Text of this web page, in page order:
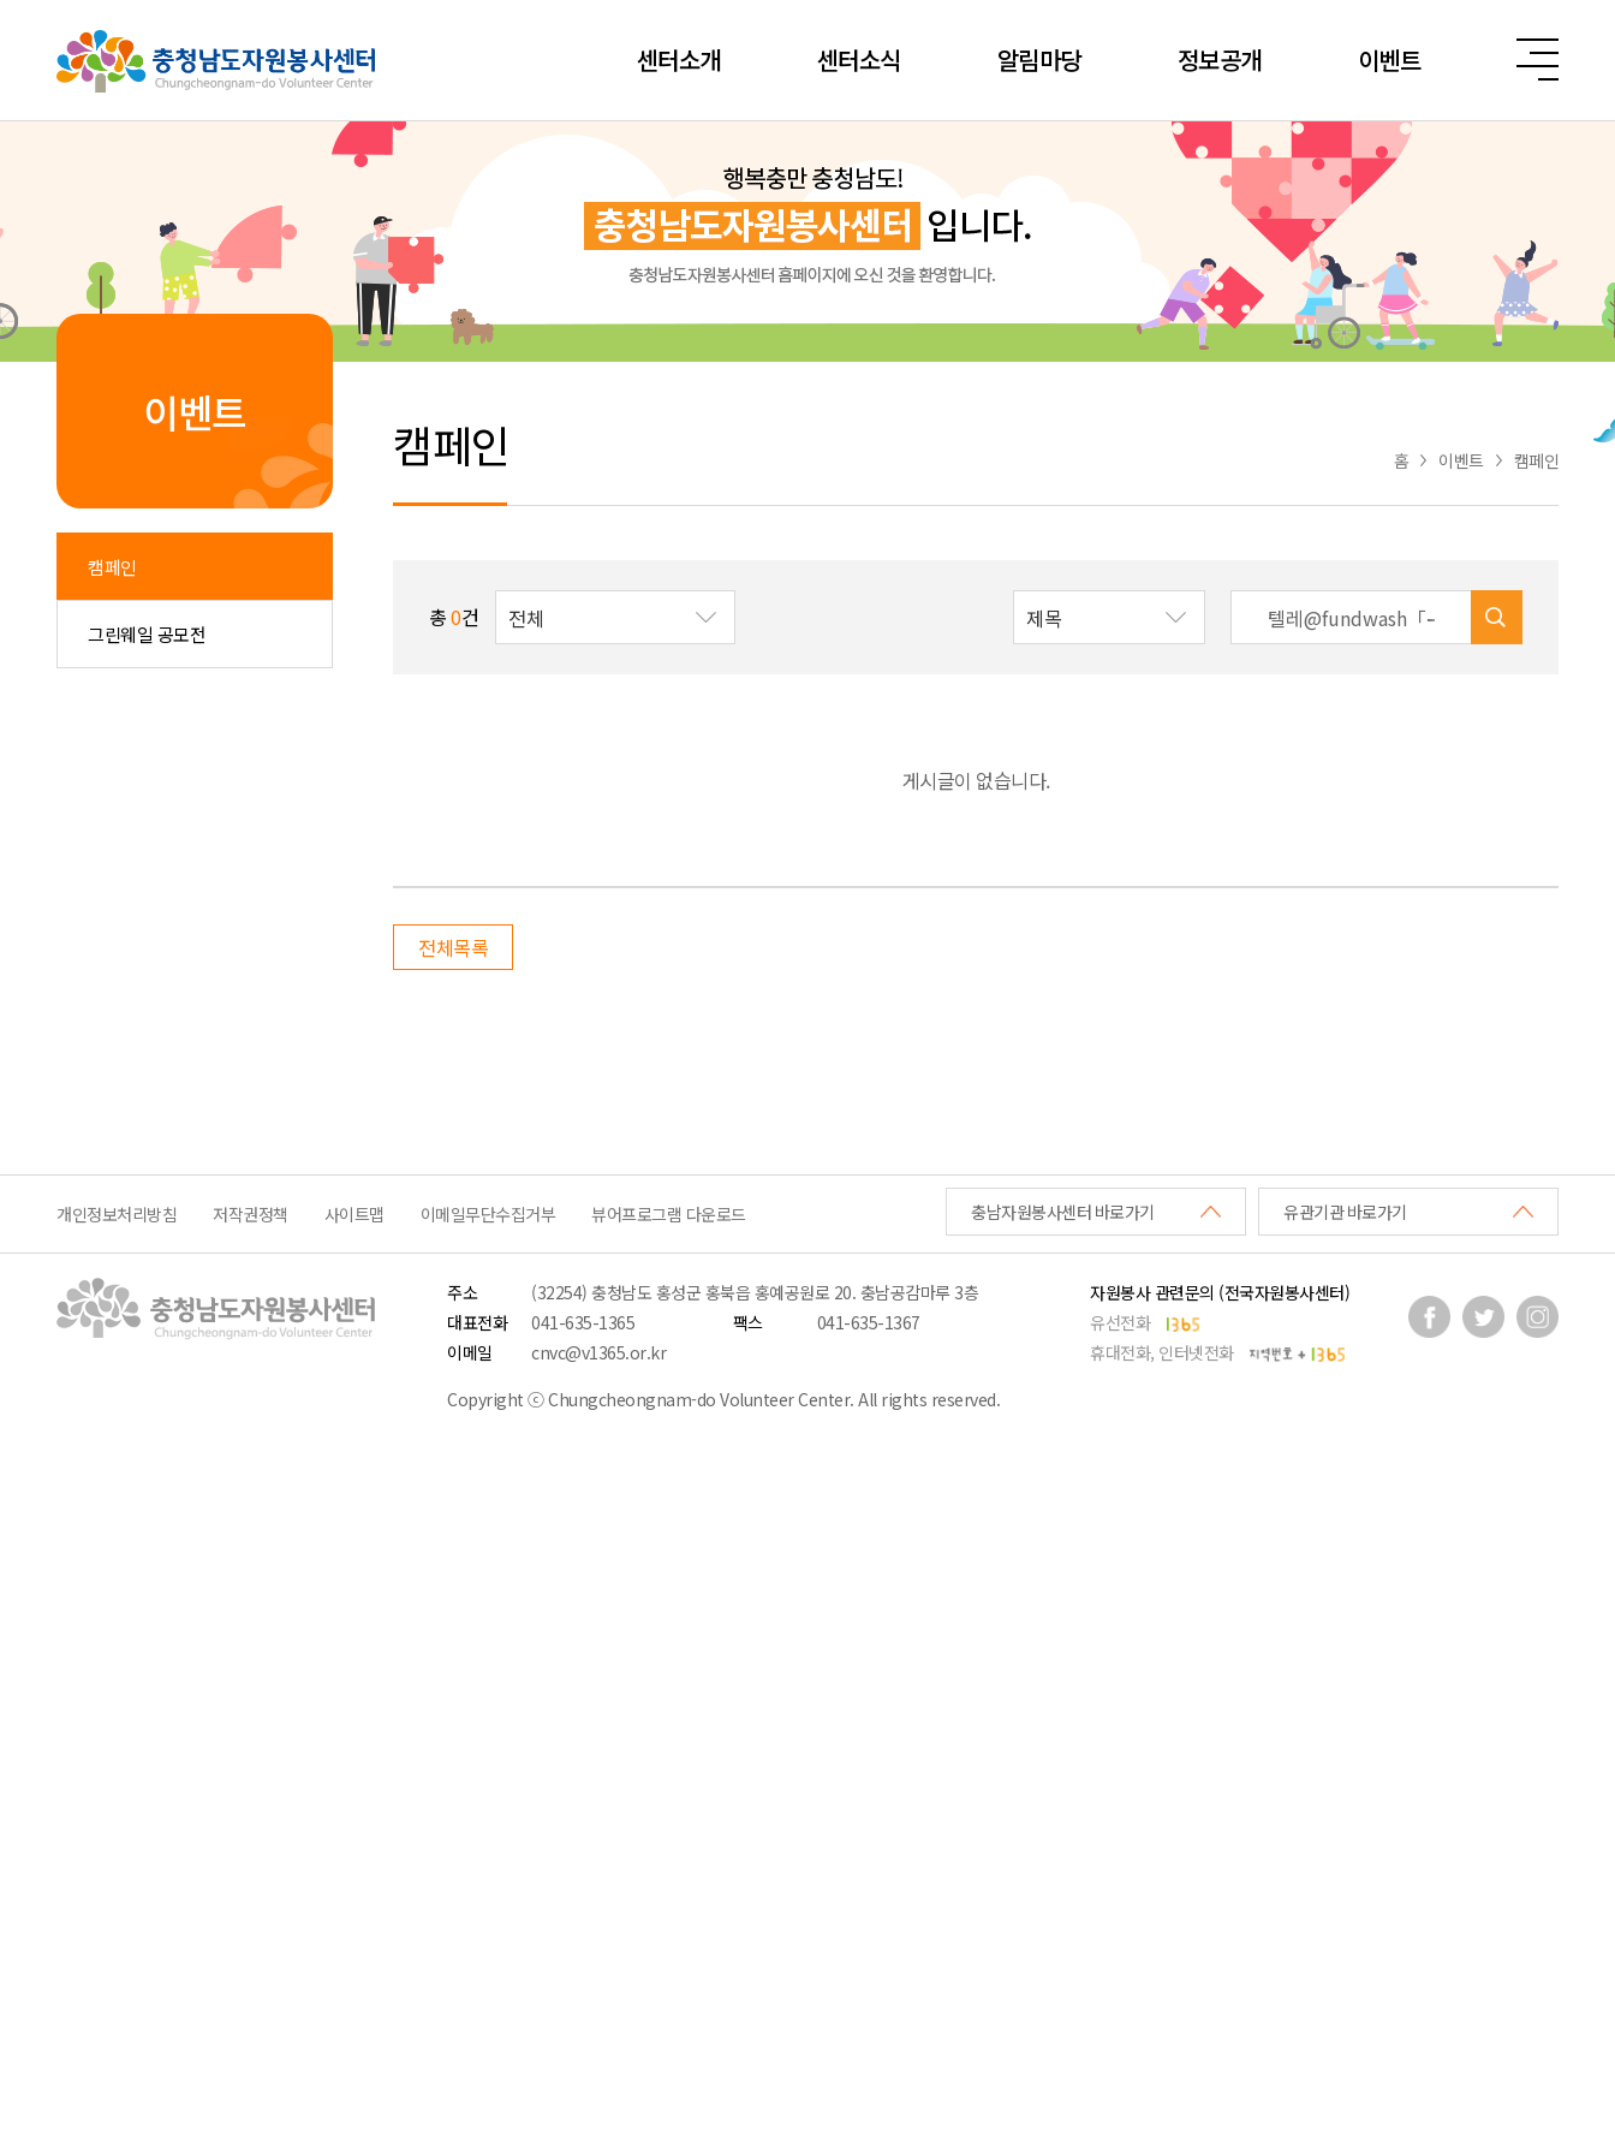
센터소개 센터소식 알림마당 정보공개 이벤트
이벤트
캠페인
그린웨일 공모전
캠페인 홈 이벤트 캠페인
총0건
게시글이 없습니다.
전체목록
개인정보처리방침 저작권정책 사이트맵 이메일무단수집거부 뷰어프로그램 다운로드 충남자원봉사센터 바로가기 유관기관 바로가기
주소
(32254) 충청남도 홍성군 홍북읍 홍예공원로 20. 충남공감마루 3층
대표전화
041-635-1365 팩스
041-635-1367
이메일
cnvc@v1365.or.kr
자원봉사 관련문의 (전국자원봉사센터)
유선전화
휴대전화, 인터넷전화
Copyright ⓒ Chungcheongnam-do Volunteer Center. All rights reserved.